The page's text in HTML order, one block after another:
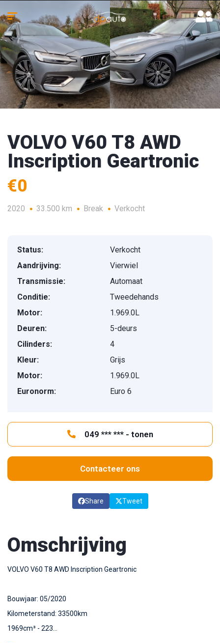
VOLVO V60 T8 AWD
Inscription Geartronic
€0
2020 33.500 km Break Verkocht
Status:
Verkocht
Aandrijving:
Vierwiel
Transmissie:
Automaat
Conditie:
Tweedehands
Motor:
1.969.0L
Deuren:
5-deurs
Cilinders:
4
Kleur:
Grijs
Motor:
1.969.0L
Euronorm:
Euro 6
049 *** *** - tonen
Contacteer ons
Share Tweet
Omschrijving
VOLVO V60 T8 AWD Inscription Geartronic
Bouwjaar: 05/2020
Kilometerstand: 33500km
1969cm³ - 223…